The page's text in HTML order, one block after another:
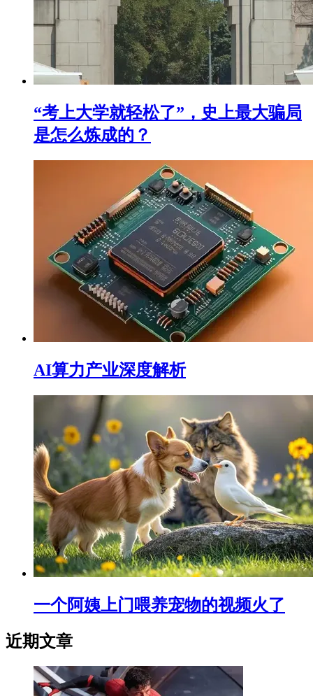
“考上大学就轻松了”，史上最大骗局
是怎么炼成的？
AI算力产业深度解析
一个阿姨上门喂养宠物的视频火了
近期文章